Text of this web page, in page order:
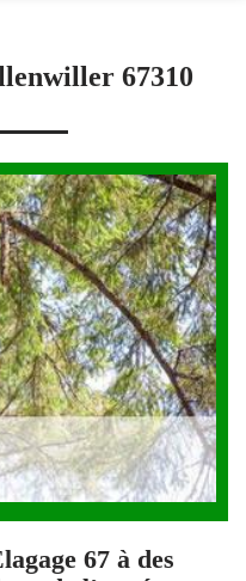
67310
67 à des